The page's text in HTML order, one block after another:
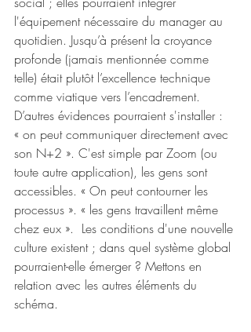
l'équipement nécessaire du manager au
quotidien. Jusqu’à présent la croyance
profonde (jamais mentionnée comme
telle) était plutôt l’excellence technique
comme viatique vers l’encadrement.
D’autres évidences pourraient s'installer :
« on peut communiquer directement avec
son N+2 ». C'est simple par Zoom (ou
toute autre application), les gens sont
accessibles. « On peut contourner les
processus ». « les gens travaillent même
chez eux ».  Les conditions d'une nouvelle
culture existent ; dans quel système global
pourraient-elle émerger ? Mettons en
relation avec les autres éléments du
schéma.